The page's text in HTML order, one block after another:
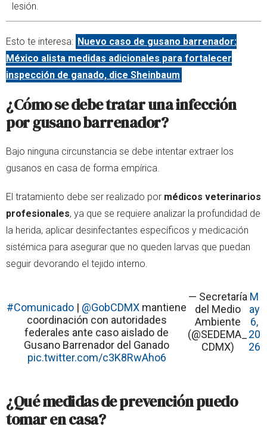
lesión.
Esto te interesa: Nuevo caso de gusano barrenador:
México alista medidas adicionales para fortalecer
inspección de ganado, dice Sheinbaum
¿Cómo se debe tratar una infección
por gusano barrenador?
Bajo ninguna circunstancia se debe intentar extraer los
gusanos en casa de forma empírica.
El tratamiento debe ser realizado por médicos veterinarios
profesionales, ya que se requiere analizar la profundidad de
la herida, aplicar desinfectantes específicos y medicación
sistémica para asegurar que no queden larvas que puedan
seguir devorando el tejido interno.
#Comunicado | @GobCDMX mantiene
coordinación con autoridades
federales ante caso aislado de
Gusano Barrenador del Ganado
pic.twitter.com/c3K8RwAho6
— Secretaría
del Medio
Ambiente
(@SEDEMA_
CDMX)
M
ay
6,
20
26
¿Qué medidas de prevención puedo
tomar en casa?